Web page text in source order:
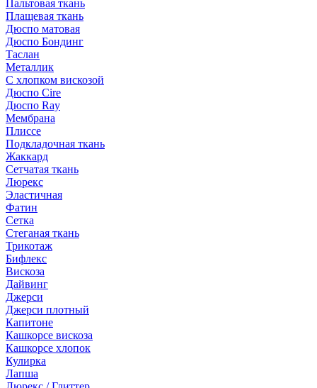
Пальтовая ткань
Плащевая ткань
Дюспо матовая
Дюспо Бондинг
Таслан
Металлик
С хлопком вискозой
Дюспо Cire
Дюспо Ray
Мембрана
Плиссе
Подкладочная ткань
Жаккард
Сетчатая ткань
Люрекс
Эластичная
Фатин
Сетка
Стеганая ткань
Трикотаж
Бифлекс
Вискоза
Дайвинг
Джерси
Джерси плотный
Капитоне
Кашкорсе вискоза
Кашкорсе хлопок
Кулирка
Лапша